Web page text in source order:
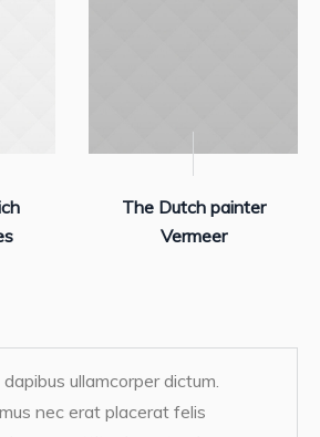
The Dutch painter
Vermeer
ullamcorper dictum.
nec erat placerat felis